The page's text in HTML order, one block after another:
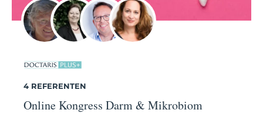
4 REFERENTEN
Online Kongress Darm & Mikrobiom